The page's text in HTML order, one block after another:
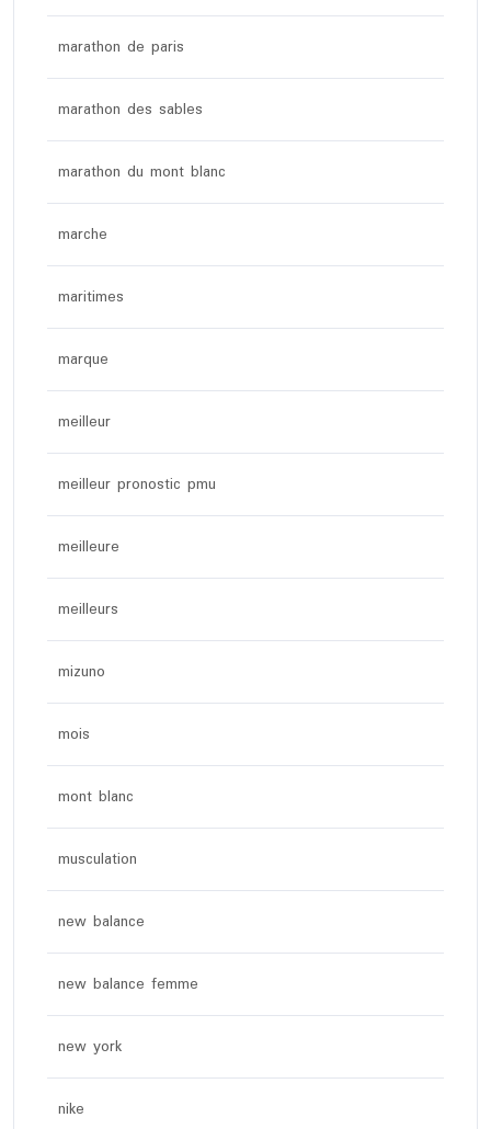
marathon de paris
marathon des sables
marathon du mont blanc
marche
maritimes
marque
meilleur
meilleur pronostic pmu
meilleure
meilleurs
mizuno
mois
mont blanc
musculation
new balance
new balance femme
new york
nike